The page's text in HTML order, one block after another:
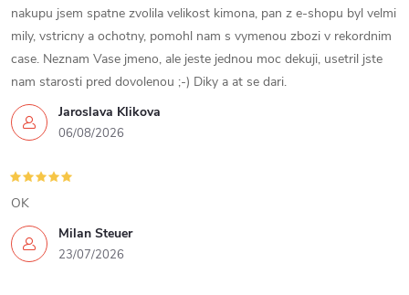
Jaroslava Klikova
06/08/2026
nakupu jsem spatne zvolila velikost kimona, pan z e-shopu byl velmi
mily, vstricny a ochotny, pomohl nam s vymenou zbozi v rekordnim
case. Neznam Vase jmeno, ale jeste jednou moc dekuji, usetril jste
nam starosti pred dovolenou ;-) Diky a at se dari.
Milan Steuer
23/07/2026
OK